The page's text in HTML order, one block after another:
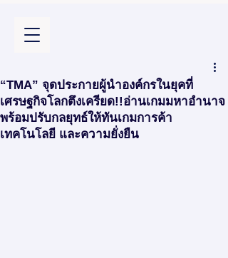
“TMA” จุดประกายผู้นำองค์กรในยุคที่
เศรษฐกิจโลกตึงเครียด!!อ่านเกมมหาอำนาจ
พร้อมปรับกลยุทธ์ให้ทันเกมการค้า
เทคโนโลยี และความยั่งยืน